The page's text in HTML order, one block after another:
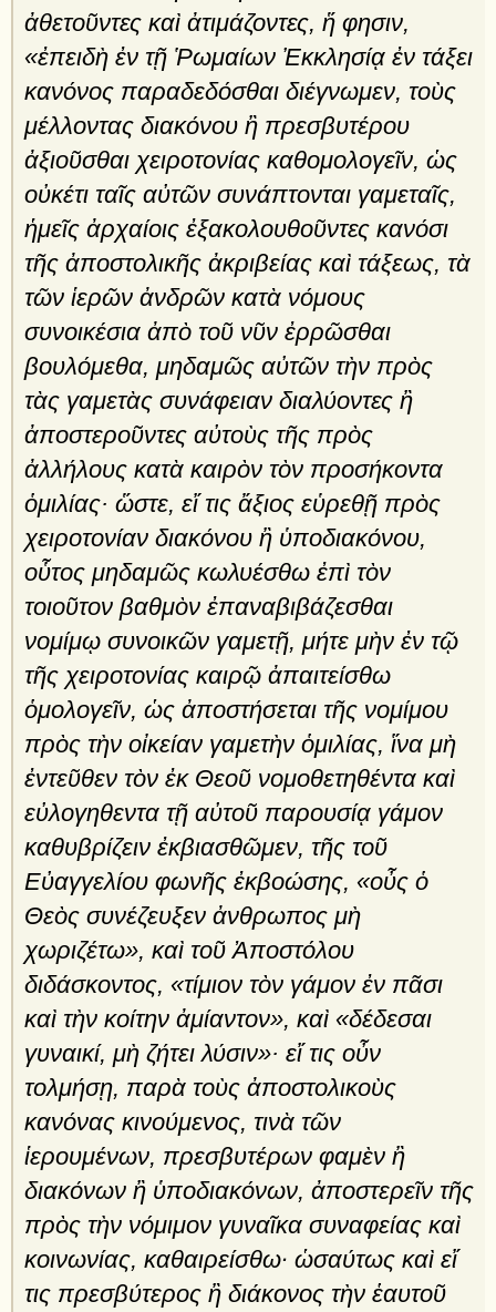
ἀθετοῦντες καὶ ἀτιμάζοντες, ἥ φησιν,
«ἐπειδὴ ἐν τῇ Ῥωμαίων Ἐκκλησίᾳ ἐν τάξει
κανόνος παραδεδόσθαι διέγνωμεν, τοὺς
μέλλοντας διακόνου ἢ πρεσβυτέρου
ἀξιοῦσθαι χειροτονίας καθομολογεῖν, ὡς
οὐκέτι ταῖς αὐτῶν συνάπτονται γαμεταῖς,
ἡμεῖς ἀρχαίοις ἐξακολουθοῦντες κανόσι
τῆς ἀποστολικῆς ἀκριβείας καὶ τάξεως, τὰ
τῶν ἱερῶν ἀνδρῶν κατὰ νόμους
συνοικέσια ἀπὸ τοῦ νῦν ἐρρῶσθαι
βουλόμεθα, μηδαμῶς αὐτῶν τὴν πρὸς
τὰς γαμετὰς συνάφειαν διαλύοντες ἢ
ἀποστεροῦντες αὐτοὺς τῆς πρὸς
ἀλλήλους κατὰ καιρὸν τὸν προσήκοντα
ὁμι­λίας· ὥστε, εἴ τις ἄξιος εὑρεθῇ πρὸς
χειροτονίαν διακόνου ἢ ὑποδιακόνου,
οὗτος μηδαμῶς κωλυέσθω ἐπὶ τὸν
τοιοῦτον βαθμὸν ἐπαναβιβάζεσθαι
νομίμῳ συνοικῶν γαμετῇ, μήτε μὴν ἐν τῷ
τῆς χειροτονίας καιρῷ ἀπαιτείσθω
ὁμολογεῖν, ὡς ἀποστήσεται τῆς νομίμου
πρὸς τὴν οἰκείαν γαμετὴν ὁμιλίας, ἵνα μὴ
ἐντεῦθεν τὸν ἐκ Θεοῦ νομοθετηθέντα καὶ
εὐλογηθεντα τῇ αὐτοῦ παρουσίᾳ γάμον
καθυβρίζειν ἐκβιασθῶμεν, τῆς τοῦ
Εὐαγγελίου φωνῆς ἐκβοώσης, «οὖς ὁ
Θεὸς συνέζευξεν ἀνθρω­πος μὴ
χωριζέτω», καὶ τοῦ Ἀποστόλου
διδάσκοντος, «τίμιον τὸν γάμον ἐν πᾶσι
καὶ τὴν κοίτην ἀμίαντον», καὶ «δέδεσαι
γυναικί, μὴ ζήτει λύσιν»· εἴ τις οὖν
τολμήσῃ, παρὰ τοὺς ἀπο­στολικοὺς
κανόνας κινούμενος, τινὰ τῶν
ἱερουμένων, πρεσβυ­τέρων φαμὲν ἢ
διακόνων ἢ ὑποδιακόνων, ἀποστερεῖν τῆς
πρὸς τὴν νόμιμον γυναῖκα συναφείας καὶ
κοινωνίας, καθαιρείσθω· ὡσαύτως καὶ εἴ
τις πρεσβύτερος ἢ διάκονος τὴν ἑαυτοῦ